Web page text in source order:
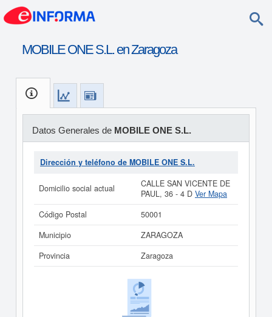
MOBILE ONE S.L. en Zaragoza
Datos Generales de MOBILE ONE S.L.
Dirección y teléfono de MOBILE ONE S.L.
Domicilio social actual
CALLE SAN VICENTE DE
PAUL, 36 - 4 D Ver Mapa
Código Postal
50001
Municipio
ZARAGOZA
Provincia
Zaragoza